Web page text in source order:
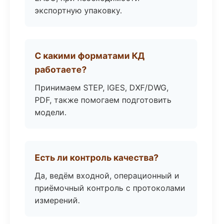
экспортную упаковку.
С какими форматами КД
работаете?
Принимаем STEP, IGES, DXF/DWG,
PDF, также помогаем подготовить
модели.
Есть ли контроль качества?
Да, ведём входной, операционный и
приёмочный контроль с протоколами
измерений.